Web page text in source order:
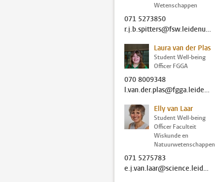
Wetenschappen
071 5273850
r.j.b.spitters@fsw.leidenuniv.nl
Laura van der Plas
Student Well-being
Officer FGGA
070 8009348
l.van.der.plas@fgga.leidenuniv.nl
Elly van Laar
Student Well-being
Officer Faculteit
Wiskunde en
Natuurwetenschappen
071 5275783
e.j.van.laar@science.leidenuniv.nl